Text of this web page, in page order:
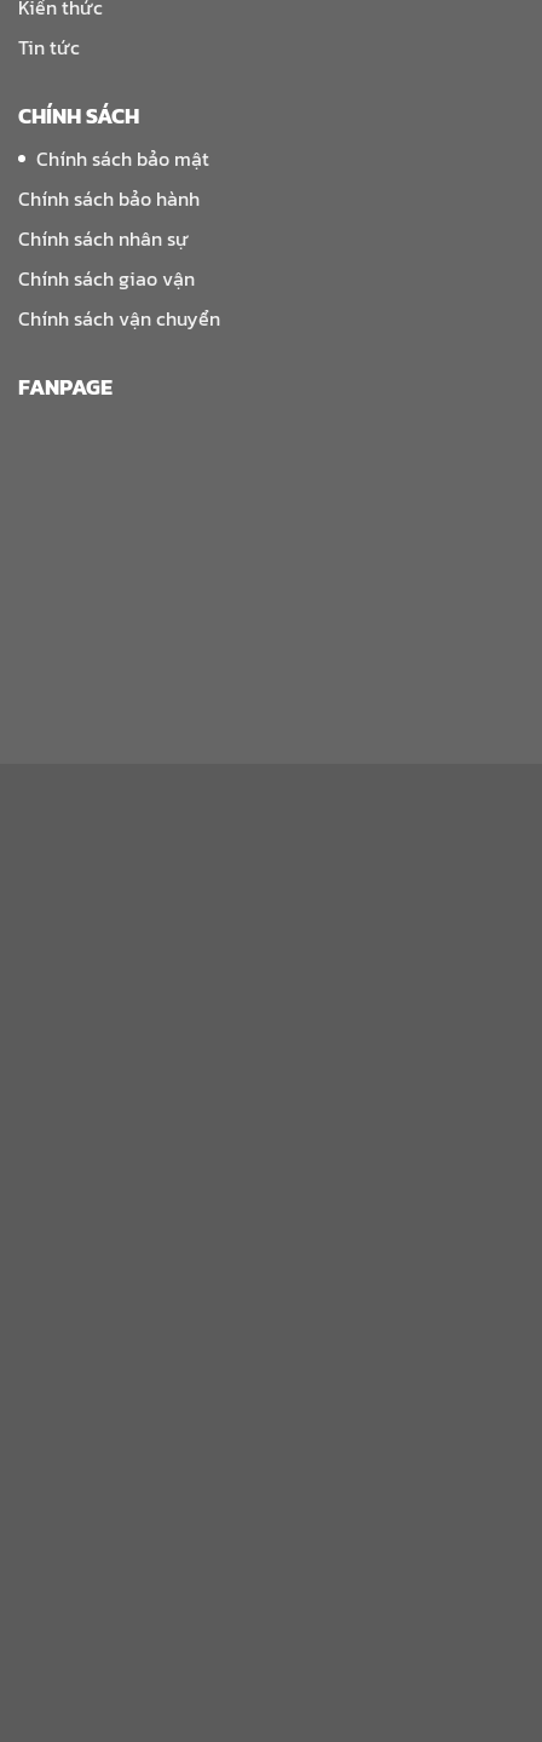
Kiến thức
Tin tức
CHÍNH SÁCH
Chính sách bảo mật
Chính sách bảo hành
Chính sách nhân sự
Chính sách giao vận
Chính sách vận chuyển
FANPAGE